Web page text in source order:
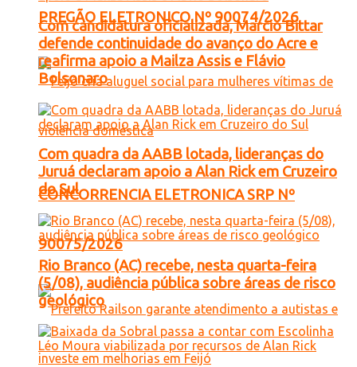
PREGÃO ELETRONICO Nº 90074/2026
CONCORRENCIA ELETRONICA SRP Nº
90075/2026
Com candidatura oficializada, Marcio Bittar
defende continuidade do avanço do Acre e
reafirma apoio a Mailza Assis e Flávio
Bolsonaro
Com quadra da AABB lotada, lideranças do
Juruá declaram apoio a Alan Rick em Cruzeiro
do Sul
Rio Branco (AC) recebe, nesta quarta-feira
(5/08), audiência pública sobre áreas de risco
geológico